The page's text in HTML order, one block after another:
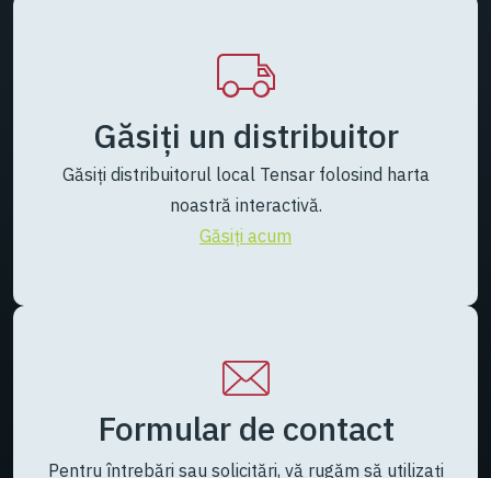
Găsiți un distribuitor
Găsiți distribuitorul local Tensar folosind harta
noastră interactivă.
Găsiți acum
Formular de contact
Pentru întrebări sau solicitări, vă rugăm să utilizați